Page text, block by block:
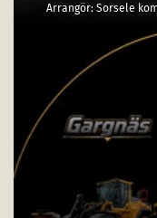
Arrangör: Sorsele